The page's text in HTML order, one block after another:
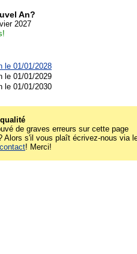
An?
2027
le 01/01/2028
le 01/01/2029
le 01/01/2030
de graves erreurs sur cette page
Alors s'il vous plaît écrivez-nous via
! Merci!